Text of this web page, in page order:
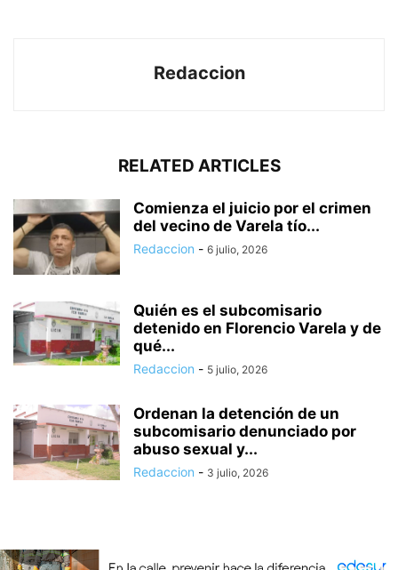
Redaccion
RELATED ARTICLES
Comienza el juicio por el crimen
del vecino de Varela tío...
Redaccion - 6 julio, 2026
Quién es el subcomisario
detenido en Florencio Varela y de
qué...
Redaccion - 5 julio, 2026
Ordenan la detención de un
subcomisario denunciado por
abuso sexual y...
Redaccion - 3 julio, 2026